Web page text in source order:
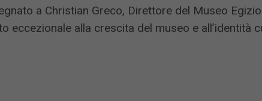
a Christian Greco, Direttore del Museo
alla crescita del museo e all’identità